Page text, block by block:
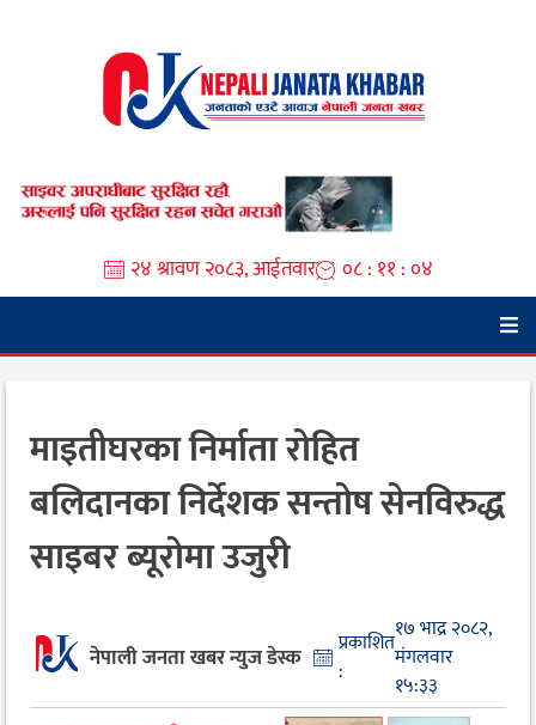
२४ श्रावण २०८३, आईतवार ०८ : ११ : ०५
माइतीघरका निर्माता रोहित
बलिदानका निर्देशक सन्तोष सेनविरुद्ध
साइबर ब्यूरोमा उजुरी
नेपाली जनता खबर न्युज डेस्क
प्रकाशित
:
१७ भाद्र २०८२,
मंगलवार
१५:३३